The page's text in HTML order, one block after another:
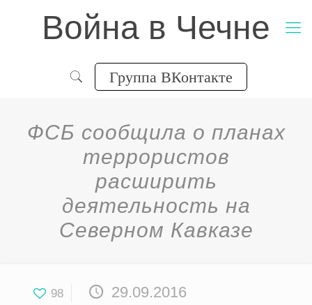
Война в Чечне
Группа ВКонтакте
ФСБ сообщила о планах
террористов
расширить
деятельность на
Северном Кавказе
98 29.09.2016